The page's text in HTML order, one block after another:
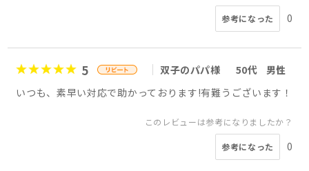
参考になった 0
5 双子のパパ様 50代
男性
いつも、素早い対応で助かっております!有難うございます！
このレビューは参考になりましたか？
参考になった 0